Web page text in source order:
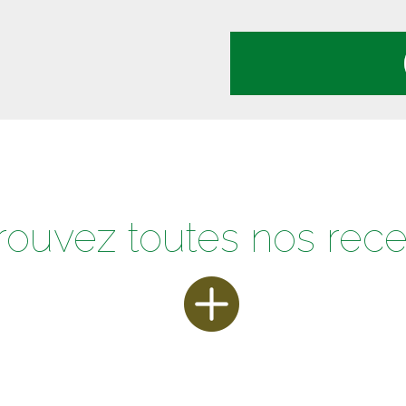
toutes nos